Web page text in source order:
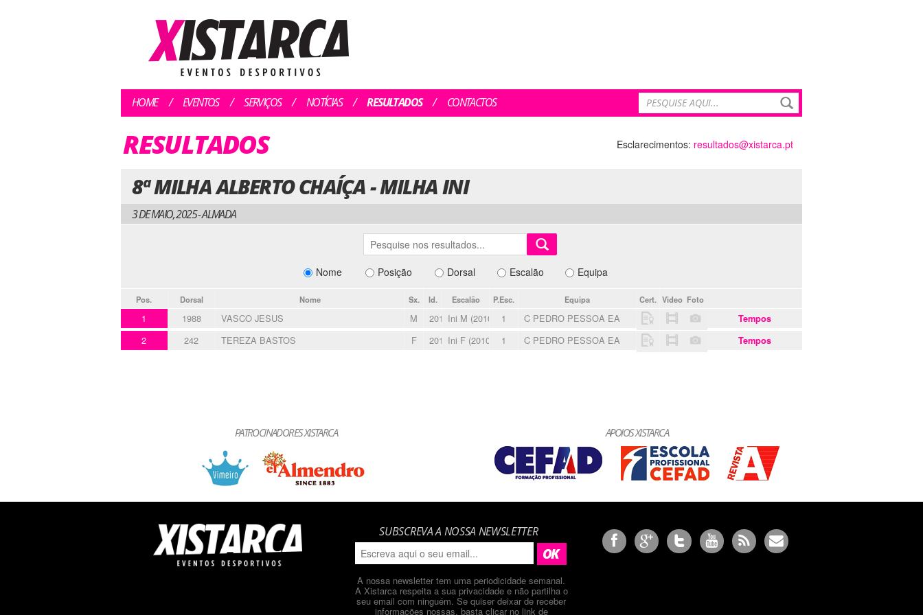
HOME EVENTOS SERVIÇOS NOTÍCIAS RESULTADOS CONTACTOS
RESULTADOS Esclarecimentos: resultados@xistarca.pt
8ª MILHA ALBERTO CHAÍÇA - MILHA INI
3 DE MAIO, 2025 - ALMADA
Nome Posição Dorsal Escalão Equipa
Pos. Dorsal Nome Sx. Id. Escalão P.Esc. Equipa Cert. Video Foto
1 1988 VASCO JESUS M 2011 Ini M (2010-11)1 C PEDRO PESSOA EA Tempos
2 242 TEREZA BASTOS F 2010 Ini F (2010-11)1 C PEDRO PESSOA EA Tempos
PATROCINADORES XISTARCA APOIOS XISTARCA
SUBSCREVA A NOSSA NEWSLETTER
A nossa newsletter tem uma periodicidade semanal.
A Xistarca respeita a sua privacidade e não partilha o
seu email com ninguém. Se quiser deixar de receber
informações nossas, basta clicar no link de